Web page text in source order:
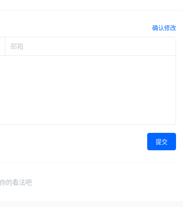
确认修改
提交
的看法吧